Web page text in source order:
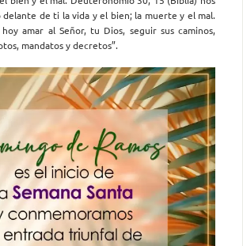
delante de ti la vida y el bien; la muerte y el mal.
amar al Señor, tu Dios, seguir sus caminos,
mandatos y decretos”.